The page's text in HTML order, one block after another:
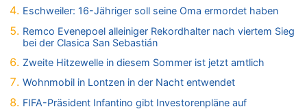
Zweite Hitzewelle in diesem Sommer ist jetzt amtlich
Wasserstand des Rheins in NRW so niedrig wie noch nie
05.08.2026 - 19:11 von Carine zu
Wie kam es zur Ceuta-Krise?
Eschweiler: 16-Jähriger soll seine Oma ermordet haben
Remco Evenepoel alleiniger Rekordhalter nach viertem Sieg
bei der Clasica San Sebastián
Zweite Hitzewelle in diesem Sommer ist jetzt amtlich
Wohnmobil in Lontzen in der Nacht entwendet
FIFA-Präsident Infantino gibt Investorenpläne auf